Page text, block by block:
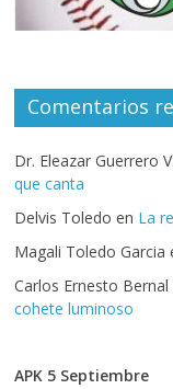
Comentarios
Dr. Eleazar Guerrero
que canta
Delvis Toledo en La
Magali Toledo Garcia
Carlos Ernesto Bernal
cohete luminoso
APK 5 Septiembre